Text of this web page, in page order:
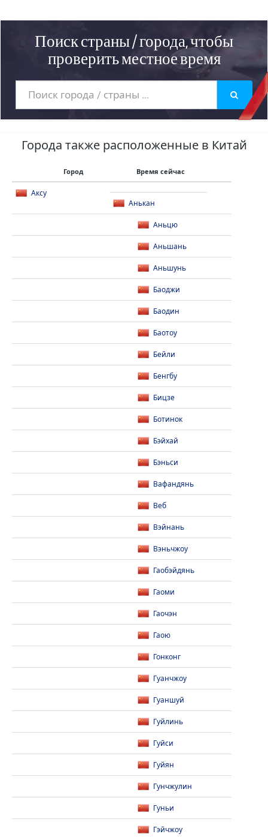
Поиск страны / города, чтобы
проверить местное время
Города также расположенные в Китай
Город Время сейчас
Аксу
Анькан
Аньцю
Аньшань
Аньшунь
Баоджи
Баодин
Баотоу
Бейли
Бенгбу
Бицзе
Ботинок
Бэйхай
Бэньси
Вафандянь
Веб
Вэйнань
Вэньчжоу
Гаобэйдянь
Гаоми
Гаочэн
Гаою
Гонконг
Гуанчжоу
Гуаншуй
Гуйлинь
Гуйси
Гуйян
Гунчжулин
Гуньи
Гэйчжоу